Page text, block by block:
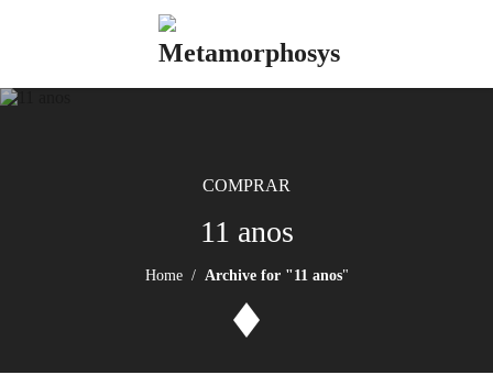
COMPRAR
11 anos
Home/ Archive for "11 anos"